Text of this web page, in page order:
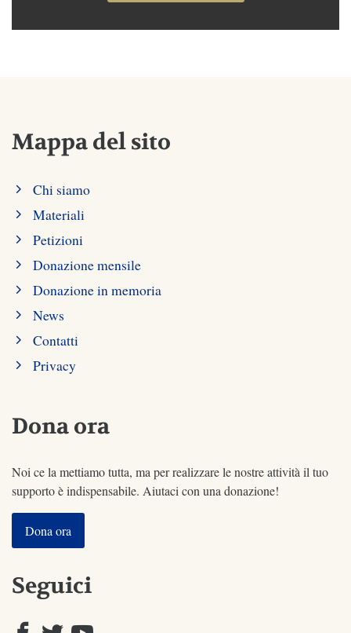
Mappa del sito
Chi siamo
Materiali
Petizioni
Donazione mensile
Donazione in memoria
News
Contatti
Privacy
Dona ora
Noi ce la mettiamo tutta, ma per realizzare le nostre attività il tuo
supporto è indispensabile. Aiutaci con una donazione!
Dona ora
Seguici